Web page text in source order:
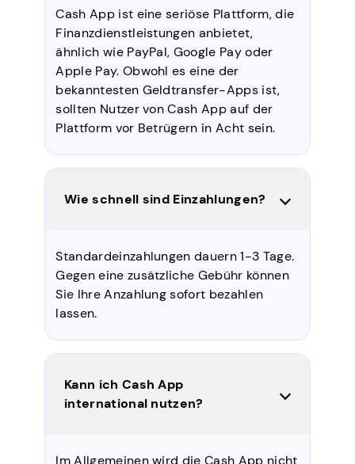
Cash App ist eine seriöse Plattform, die
Finanzdienstleistungen anbietet,
ähnlich wie PayPal, Google Pay oder
Apple Pay. Obwohl es eine der
bekanntesten Geldtransfer-Apps ist,
sollten Nutzer von Cash App auf der
Plattform vor Betrügern in Acht sein.
Wie schnell sind Einzahlungen?
Standardeinzahlungen dauern 1-3 Tage.
Gegen eine zusätzliche Gebühr können
Sie Ihre Anzahlung sofort bezahlen
lassen.
Kann ich Cash App
international nutzen?
Im Allgemeinen wird die Cash App nicht